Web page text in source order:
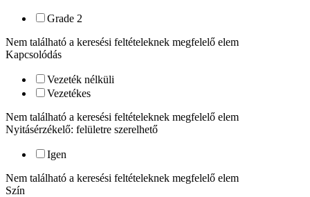
Grade 2
Nem található a keresési feltételeknek megfelelő elem
Kapcsolódás
Vezeték nélküli
Vezetékes
Nem található a keresési feltételeknek megfelelő elem
Nyitásérzékelő: felületre szerelhető
Igen
Nem található a keresési feltételeknek megfelelő elem
Szín